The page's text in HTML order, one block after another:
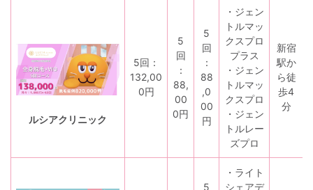
ルシアクリニック
5回：
132,00
0円
5
回
：
88,
00
0円
5
回
：
88
,0
00
円
・ジェン
トルマッ
クスプロ
プラス
・ジェン
トルマッ
クスプロ
・ジェン
トルレー
ズプロ
新宿
駅か
ら徒
歩4
分
5
・ライト
シェアデ